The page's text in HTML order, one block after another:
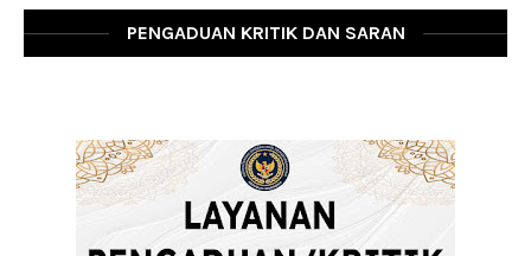
PENGADUAN KRITIK DAN SARAN